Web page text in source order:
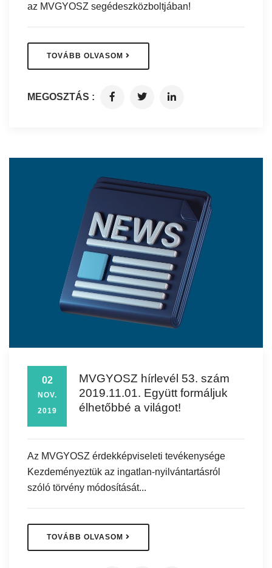
az MVGYOSZ segédeszközboltjában!
TOVÁBB OLVASOM
MEGOSZTÁS :
02
NOV.
2019
MVGYOSZ hírlevél 53. szám
2019.11.01. Együtt formáljuk
élhetőbbé a világot!
Az MVGYOSZ érdekképviseleti tevékenysége
Kezdeményeztük az ingatlan-nyilvántartásról
szóló törvény módosítását...
TOVÁBB OLVASOM